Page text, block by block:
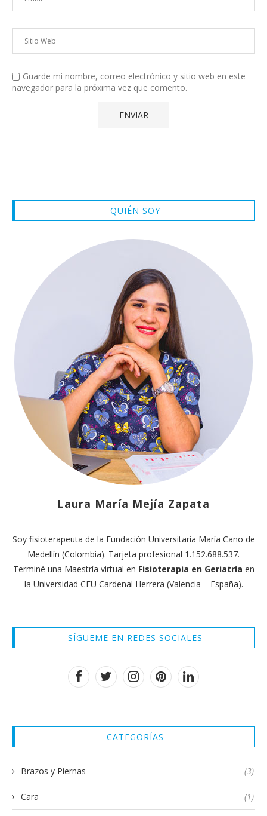
Guarde mi nombre, correo electrónico y sitio web en este
navegador para la próxima vez que comento.
QUIÉN SOY
Laura María Mejía Zapata
Soy fisioterapeuta de la Fundación Universitaria María Cano de
Medellín (Colombia). Tarjeta profesional 1.152.688.537.
Terminé una Maestría virtual en Fisioterapia en Geriatría en
la Universidad CEU Cardenal Herrera (Valencia – España).
SÍGUEME EN REDES SOCIALES
CATEGORÍAS
Brazos y Piernas (3)
Cara (1)